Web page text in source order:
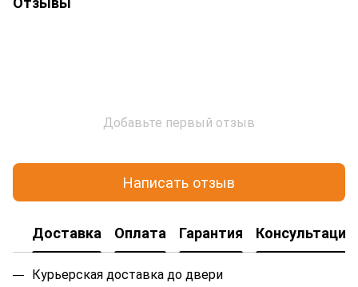
Добавьте первый отзыв
Написать отзыв
Доставка Оплата Гарантия Консультация
Курьерская доставка до двери